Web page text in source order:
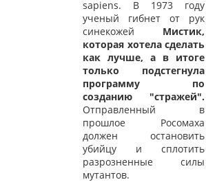
sapiens. В 1973 году
ученый гибнет от рук
синекожей Мистик,
которая хотела сделать
как лучше, а в итоге
только подстегнула
программу по
созданию "стражей".
Отправленный в
прошлое Росомаха
должен остановить
убийцу и сплотить
разрозненные силы
мутантов.